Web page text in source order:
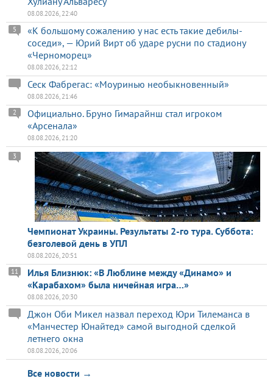
08.08.2026, 22:40
«К большому сожалению у нас есть такие дебилы-
соседи», — Юрий Вирт об ударе русни по стадиону
«Черноморец»
5
08.08.2026, 22:12
Сеск Фабрегас: «Моуринью необыкновенный»
08.08.2026, 21:46
Официально. Бруно Гимарайнш стал игроком
«Арсенала»
2
08.08.2026, 21:20
Чемпионат Украины. Результаты 2-го тура. Суббота:
безголевой день в УПЛ
3
08.08.2026, 20:51
Илья Близнюк: «В Люблине между «Динамо» и
«Карабахом» была ничейная игра…»
11
08.08.2026, 20:30
Джон Оби Микел назвал переход Юри Тилеманса в
«Манчестер Юнайтед» самой выгодной сделкой
летнего окна
08.08.2026, 20:06
Все новости →